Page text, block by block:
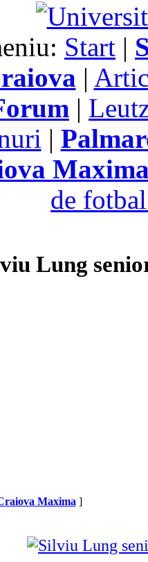
Start |
|
|
|
de
Lung
Maxima ]